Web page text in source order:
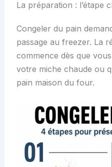
La préparation : l’étape
Congeler du pain
passage au freezer. La
commence dès que
votre miche chaude ou
pain maison du four.